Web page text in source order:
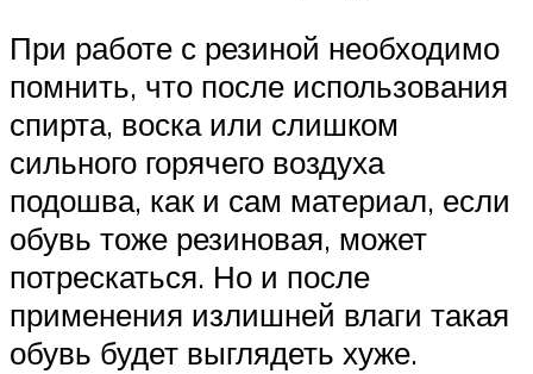
При работе с резиной необходимо
помнить, что после использования
спирта, воска или слишком
сильного горячего воздуха
подошва, как и сам материал, если
обувь тоже резиновая, может
потрескаться. Но и после
применения излишней влаги такая
обувь будет выглядеть хуже.